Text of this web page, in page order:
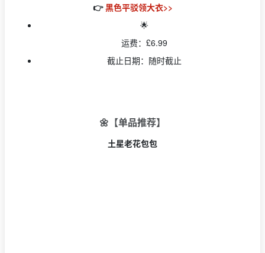
👉黑色平驳领大衣>>
🌟
运费：£6.99
截止日期：随时截止
🌼【单品推荐】
土星老花包包